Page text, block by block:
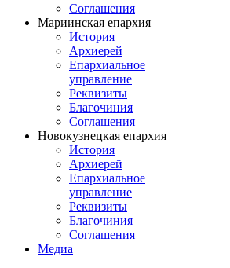
Соглашения
Мариинская епархия
История
Архиерей
Епархиальное
управление
Реквизиты
Благочиния
Соглашения
Новокузнецкая епархия
История
Архиерей
Епархиальное
управление
Реквизиты
Благочиния
Соглашения
Медиа